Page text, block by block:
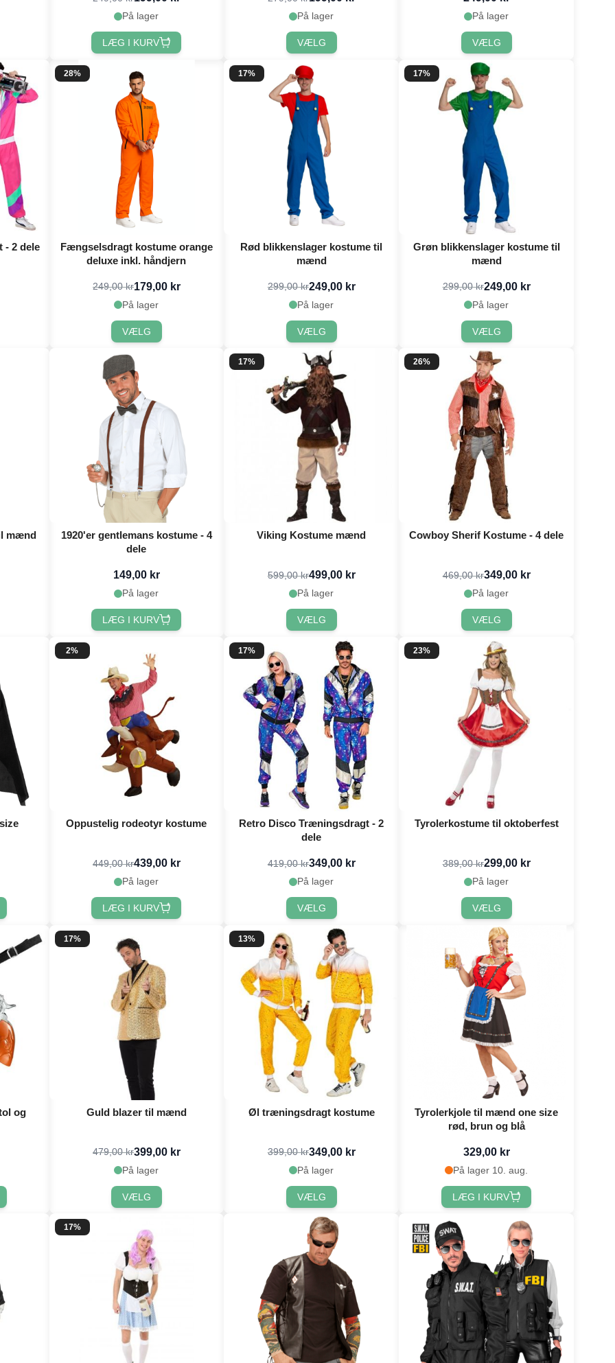
På lager
LÆG I KURV
På lager
VÆLG
På lager
VÆLG
2 dele
28%
Fængselsdragt kostume orange
deluxe inkl. håndjern
249,00 kr179,00 kr
På lager
VÆLG
17%
Rød blikkenslager kostume til
mænd
299,00 kr249,00 kr
På lager
VÆLG
17%
Grøn blikkenslager kostume til
mænd
299,00 kr249,00 kr
På lager
VÆLG
mænd
1920'er gentlemans kostume - 4
dele
149,00 kr
På lager
LÆG I KURV
17%
Viking Kostume mænd
599,00 kr499,00 kr
På lager
VÆLG
26%
Cowboy Sherif Kostume - 4 dele
469,00 kr349,00 kr
På lager
VÆLG
2%
Oppustelig rodeotyr kostume
449,00 kr439,00 kr
På lager
LÆG I KURV
17%
Retro Disco Træningsdragt - 2
dele
419,00 kr349,00 kr
På lager
VÆLG
23%
Tyrolerkostume til oktoberfest
389,00 kr299,00 kr
På lager
VÆLG
og
17%
Guld blazer til mænd
479,00 kr399,00 kr
På lager
VÆLG
13%
Øl træningsdragt kostume
399,00 kr349,00 kr
På lager
VÆLG
Tyrolerkjole til mænd one size
rød, brun og blå
329,00 kr
På lager 10. aug.
LÆG I KURV
17%